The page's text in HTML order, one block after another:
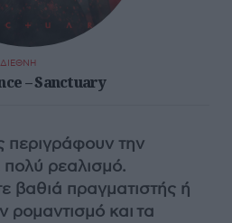
ΔΙΕΘΝΗ
– Sanctuary
περιγράφουν την
πολύ ρεαλισμό.
βαθιά πραγματιστής ή
ρομαντισμό και τα